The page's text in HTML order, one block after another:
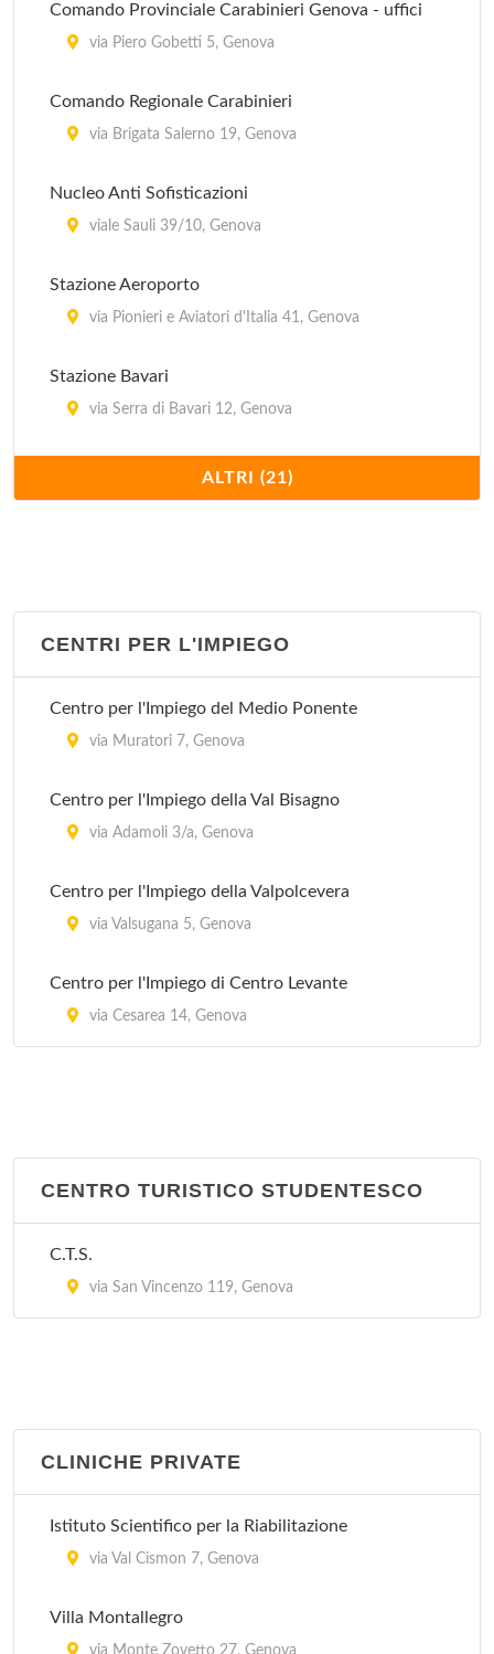
Comando Provinciale Carabinieri Genova - uffici
via Piero Gobetti 5, Genova
Comando Regionale Carabinieri
via Brigata Salerno 19, Genova
Nucleo Anti Sofisticazioni
viale Sauli 39/10, Genova
Stazione Aeroporto
via Pionieri e Aviatori d'Italia 41, Genova
Stazione Bavari
via Serra di Bavari 12, Genova
via Ugo Polonio 52, Genova
Stazione Cornigliano
Stazione Maddalena
Stazione Marassi
Stazione Molassana
ALTRI (21)
CENTRI PER L'IMPIEGO
Centro per l'Impiego del Medio Ponente
via Muratori 7, Genova
Centro per l'Impiego della Val Bisagno
via Adamoli 3/a, Genova
Centro per l'Impiego della Valpolcevera
via Valsugana 5, Genova
Centro per l'Impiego di Centro Levante
via Cesarea 14, Genova
CENTRO TURISTICO STUDENTESCO
C.T.S.
via San Vincenzo 119, Genova
CLINICHE PRIVATE
Istituto Scientifico per la Riabilitazione
via Val Cismon 7, Genova
Villa Montallegro
via Monte Zovetto 27, Genova